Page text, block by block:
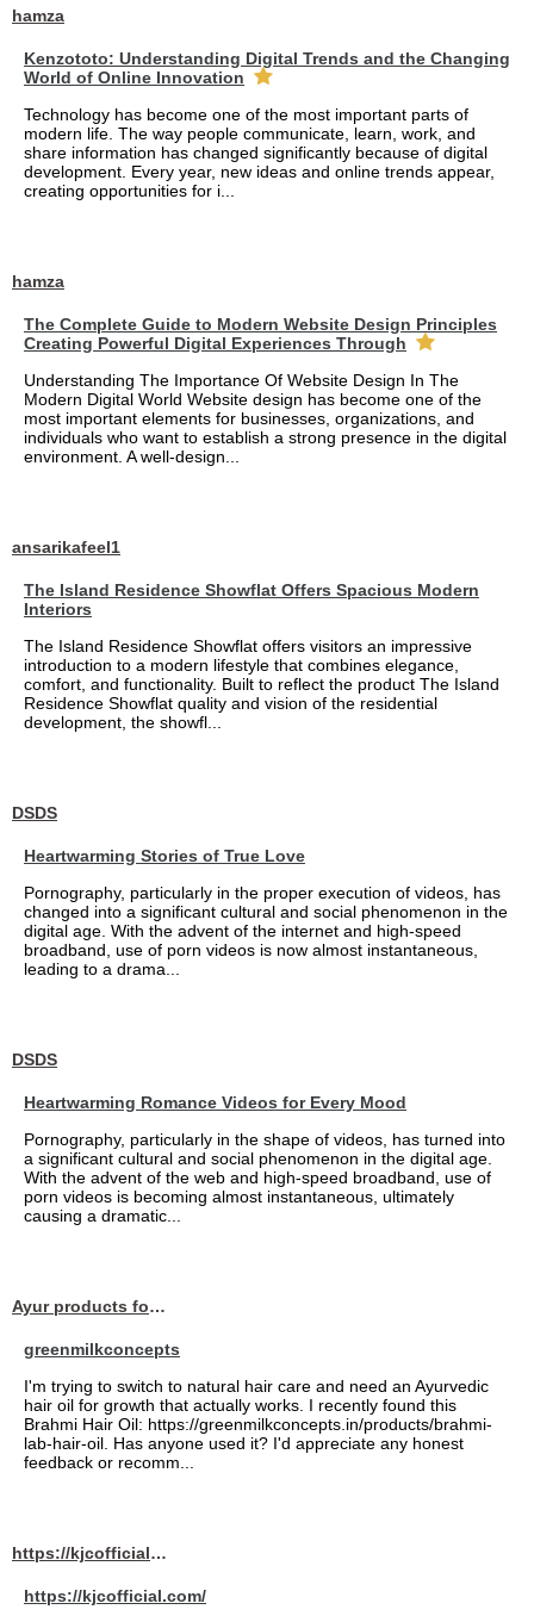
hamza
Kenzototo: Understanding Digital Trends and the Changing
World of Online Innovation
Technology has become one of the most important parts of
modern life. The way people communicate, learn, work, and
share information has changed significantly because of digital
development. Every year, new ideas and online trends appear,
creating opportunities for i...
hamza
The Complete Guide to Modern Website Design Principles
Creating Powerful Digital Experiences Through
Understanding The Importance Of Website Design In The
Modern Digital World Website design has become one of the
most important elements for businesses, organizations, and
individuals who want to establish a strong presence in the digital
environment. A well-design...
ansarikafeel1
The Island Residence Showflat Offers Spacious Modern
Interiors
The Island Residence Showflat offers visitors an impressive
introduction to a modern lifestyle that combines elegance,
comfort, and functionality. Built to reflect the product The Island
Residence Showflat quality and vision of the residential
development, the showfl...
DSDS
Heartwarming Stories of True Love
Pornography, particularly in the proper execution of videos, has
changed into a significant cultural and social phenomenon in the
digital age. With the advent of the internet and high-speed
broadband, use of porn videos is now almost instantaneous,
leading to a drama...
DSDS
Heartwarming Romance Videos for Every Mood
Pornography, particularly in the shape of videos, has turned into
a significant cultural and social phenomenon in the digital age.
With the advent of the web and high-speed broadband, use of
porn videos is becoming almost instantaneous, ultimately
causing a dramatic...
Ayur products for hair
greenmilkconcepts
I'm trying to switch to natural hair care and need an Ayurvedic
hair oil for growth that actually works. I recently found this
Brahmi Hair Oil: https://greenmilkconcepts.in/products/brahmi-
lab-hair-oil. Has anyone used it? I'd appreciate any honest
feedback or recomm...
https://kjcofficial.com/
https://kjcofficial.com/